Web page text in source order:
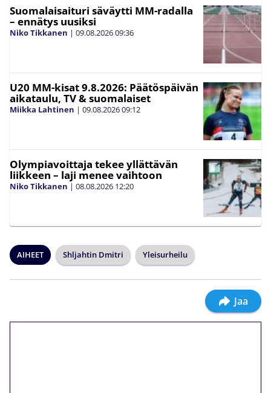
Suomalaisaituri säväytti MM-radalla
– ennätys uusiksi
Niko Tikkanen | 09.08.202609:36
U20 MM-kisat 9.8.2026: Päätöspäivän
aikataulu, TV & suomalaiset
Miikka Lahtinen | 09.08.202609:12
Olympiavoittaja tekee yllättävän
liikkeen – laji menee vaihtoon
Niko Tikkanen | 08.08.2026 12:20
AIHEET Shljahtin Dmitri Yleisurheilu
Jaa